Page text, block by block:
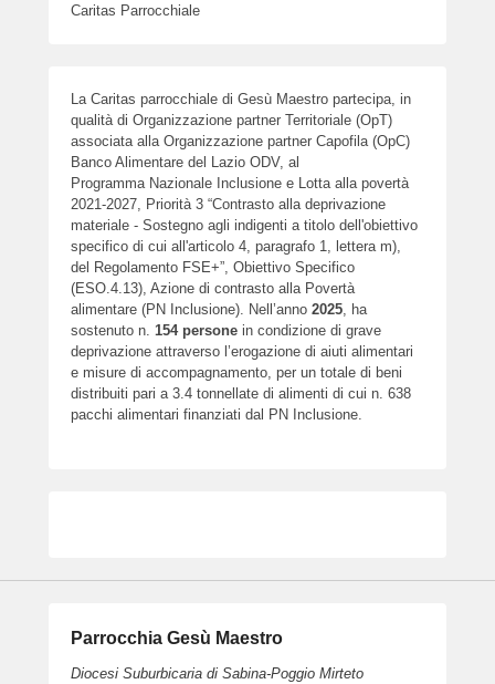
Caritas Parrocchiale
La Caritas parrocchiale di Gesù Maestro partecipa, in
qualità di Organizzazione partner Territoriale (OpT)
associata alla Organizzazione partner Capofila (OpC)
Banco Alimentare del Lazio ODV, al
Programma Nazionale Inclusione e Lotta alla povertà
2021-2027, Priorità 3 “Contrasto alla deprivazione
materiale - Sostegno agli indigenti a titolo dell'obiettivo
specifico di cui all'articolo 4, paragrafo 1, lettera m),
del Regolamento FSE+”, Obiettivo Specifico
(ESO.4.13), Azione di contrasto alla Povertà
alimentare (PN Inclusione). Nell’anno 2025 , ha
sostenuto n. 154 persone in condizione di grave
deprivazione attraverso l’erogazione di aiuti alimentari
e misure di accompagnamento, per un totale di beni
distribuiti pari a 3.4 tonnellate di alimenti di cui n. 638
pacchi alimentari finanziati dal PN Inclusione.
Parrocchia Gesù Maestro
Diocesi Suburbicaria di Sabina-Poggio Mirteto